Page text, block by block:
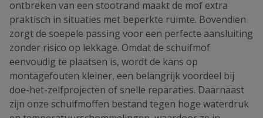
ontbreken van een stootrand maakt de mof extra
praktisch in situaties met beperkte ruimte. Bovendien
zorgt de soepele passing voor een perfecte aansluiting
zonder risico op lekkage. Omdat de schuifmof
eenvoudig te plaatsen is, wordt de kans op
montagefouten kleiner, een belangrijk voordeel bij
doe-het-zelfprojecten of snelle reparaties. Daarnaast
zijn onze schuifmoffen bestand tegen hoge waterdruk